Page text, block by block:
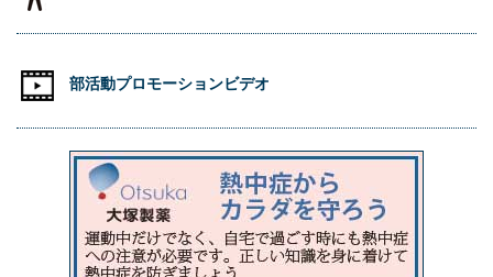
部活動プロモーションビデオ